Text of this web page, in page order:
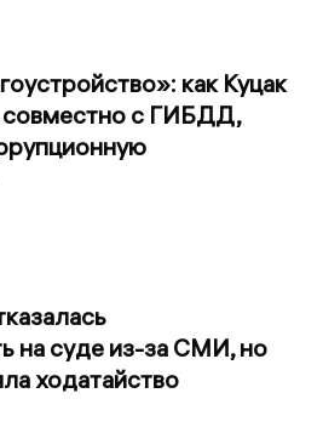
как Куцак
совместно с ГИБДД,
на суде из-за СМИ, но
ходатайство